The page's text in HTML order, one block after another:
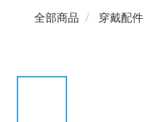
全部商品 穿戴配件